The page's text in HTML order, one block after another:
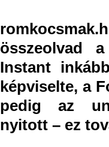
összeolvad
Instant
képviselte, a
pedig az
nyitott – ez